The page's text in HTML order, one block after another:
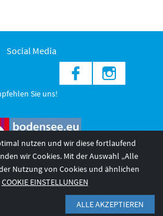
Social Media
Sie uns!
Tourismus GmbH
nutzen und wir diese fortlaufend
wir Cookies. Mit der Auswahl „Alle
Nutzung von Cookies und ähnlichen
COOKIE EINSTELLUNGEN
ALLE AKZEPTIEREN